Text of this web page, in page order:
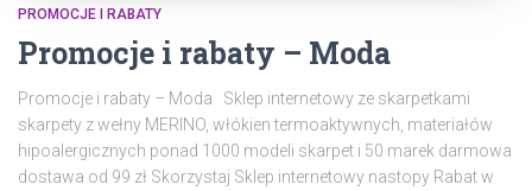
PROMOCJE I RABATY
Promocje i rabaty – Moda
Promocje i rabaty – Moda Sklep internetowy ze skarpetkami
skarpety z wełny MERINO, włókien termoaktywnych, materiałów
hipoalergicznych ponad 1000 modeli skarpet i 50 marek darmowa
dostawa od 99 zł Skorzystaj Sklep internetowy nastopy Rabat w